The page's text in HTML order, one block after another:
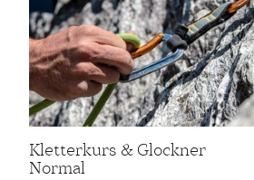
Kletterkurs & Glockner
Normal